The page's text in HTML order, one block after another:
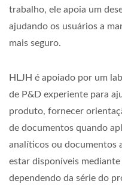
trabalho, ele apoia um
ajudando os usuários a
mais seguro.
HLJH é apoiado por um
de P&D experiente para
produto, fornecer
de documentos quando
analíticos ou documentos
estar disponíveis
dependendo da série do